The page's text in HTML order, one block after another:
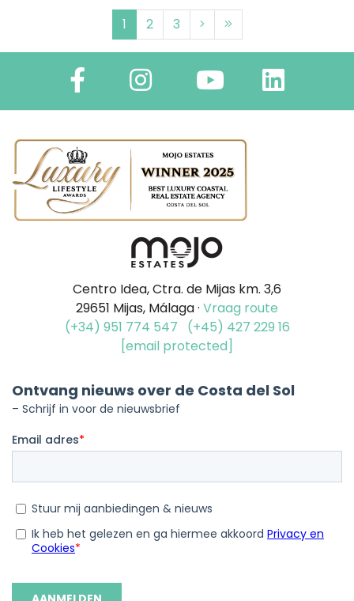
1 2 3
Centro Idea, Ctra. de Mijas km. 3,6
29651 Mijas, Málaga · Vraag route
(+34) 951 774 547
(+45) 427 229 16
[email protected]